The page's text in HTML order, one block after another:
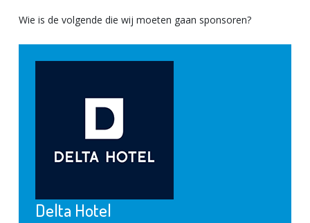
Wie is de volgende die wij moeten gaan sponsoren?
Delta Hotel